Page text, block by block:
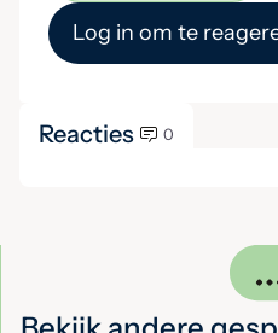
Log in om te
Reacties 0